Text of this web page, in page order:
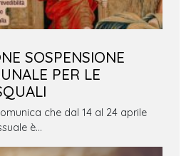
SOSPENSIONE
PER LE
che dal 14 al 24 aprile
è…